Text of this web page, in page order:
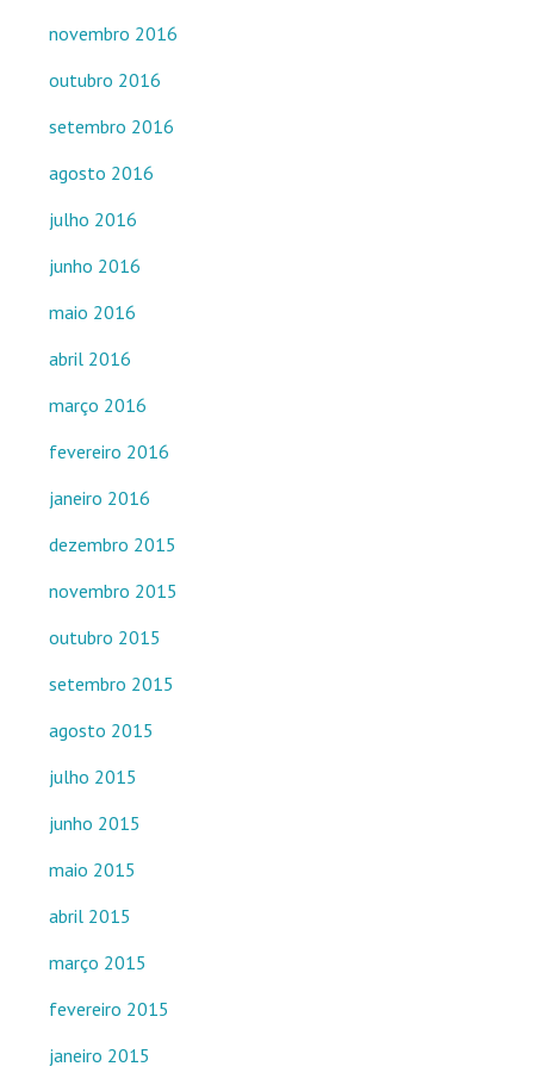
novembro 2016
outubro 2016
setembro 2016
agosto 2016
julho 2016
junho 2016
maio 2016
abril 2016
março 2016
fevereiro 2016
janeiro 2016
dezembro 2015
novembro 2015
outubro 2015
setembro 2015
agosto 2015
julho 2015
junho 2015
maio 2015
abril 2015
março 2015
fevereiro 2015
janeiro 2015